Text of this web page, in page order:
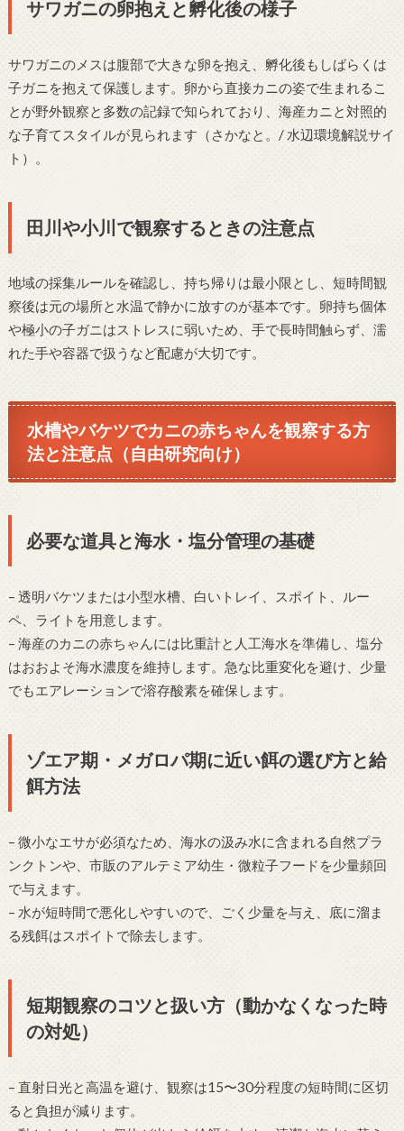
サワガニの卵抱えと孵化後の様子
サワガニのメスは腹部で大きな卵を抱え、孵化後もしばらくは
子ガニを抱えて保護します。卵から直接カニの姿で生まれるこ
とが野外観察と多数の記録で知られており、海産カニと対照的
な子育てスタイルが見られます（さかなと。/ 水辺環境解説サイ
ト）。
田川や小川で観察するときの注意点
地域の採集ルールを確認し、持ち帰りは最小限とし、短時間観
察後は元の場所と水温で静かに放すのが基本です。卵持ち個体
や極小の子ガニはストレスに弱いため、手で長時間触らず、濡
れた手や容器で扱うなど配慮が大切です。
水槽やバケツでカニの赤ちゃんを観察する方
法と注意点（自由研究向け）
必要な道具と海水・塩分管理の基礎
– 透明バケツまたは小型水槽、白いトレイ、スポイト、ルー
ペ、ライトを用意します。
– 海産のカニの赤ちゃんには比重計と人工海水を準備し、塩分
はおおよそ海水濃度を維持します。急な比重変化を避け、少量
でもエアレーションで溶存酸素を確保します。
ゾエア期・メガロパ期に近い餌の選び方と給
餌方法
– 微小なエサが必須なため、海水の汲み水に含まれる自然プラ
ンクトンや、市販のアルテミア幼生・微粒子フードを少量頻回
で与えます。
– 水が短時間で悪化しやすいので、ごく少量を与え、底に溜ま
る残餌はスポイトで除去します。
短期観察のコツと扱い方（動かなくなった時
の対処）
– 直射日光と高温を避け、観察は15〜30分程度の短時間に区切
ると負担が減ります。